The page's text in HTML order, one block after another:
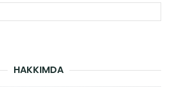
HAKKIMDA